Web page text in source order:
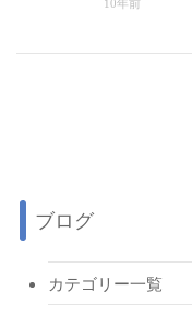
10年前
ブログ
カテゴリー一覧